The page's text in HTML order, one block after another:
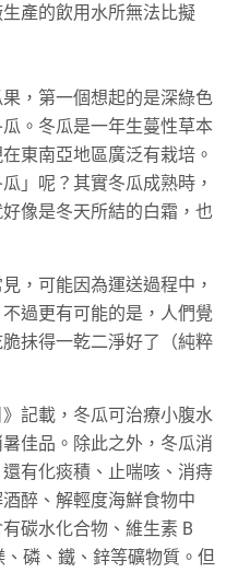
產的飲用水所無法比擬
，第一個想起的是深綠色
。冬瓜是一年生蔓性草本
東南亞地區廣泛有栽培。
」呢？其實冬瓜成熟時，
像是冬天所結的白霜，也
，可能因為運送過程中，
過更有可能的是，人們覺
抺得一乾二淨好了（純粹
記載，冬瓜可治療小腹水
佳品。除此之外，冬瓜消
有化痰積、止喘咳、消痔
醉、解輕度海鮮食物中
碳水化合物、維生素 B
磷、鐵、鋅等礦物質。但